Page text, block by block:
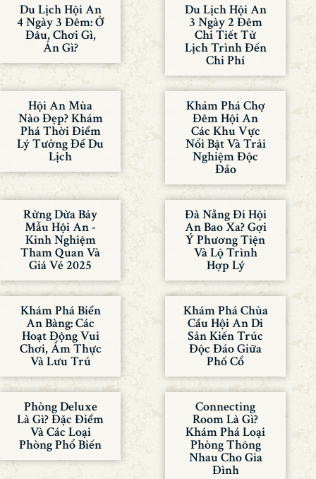
Du Lịch Hội An
4 Ngày 3 Đêm: Ở
Đâu, Chơi Gì,
Ăn Gì?
Du Lịch Hội An
3 Ngày 2 Đêm
Chi Tiết Từ
Lịch Trình Đến
Chi Phí
Hội An Mùa
Nào Đẹp? Khám
Phá Thời Điểm
Lý Tưởng Để Du
Lịch
Khám Phá Chợ
Đêm Hội An
Các Khu Vực
Nổi Bật Và Trải
Nghiệm Độc
Đáo
Rừng Dừa Bảy
Mẫu Hội An -
Kinh Nghiệm
Tham Quan Và
Giá Vé 2025
Đà Nẵng Đi Hội
An Bao Xa? Gợi
Ý Phương Tiện
Và Lộ Trình
Hợp Lý
Khám Phá Biển
An Bàng: Các
Hoạt Động Vui
Chơi, Ẩm Thực
Và Lưu Trú
Khám Phá Chùa
Cầu Hội An Di
Sản Kiến Trúc
Độc Đáo Giữa
Phố Cổ
Phòng Deluxe
Là Gì? Đặc Điểm
Và Các Loại
Phòng Phổ Biến
Connecting
Room Là Gì?
Khám Phá Loại
Phòng Thông
Nhau Cho Gia
Đình